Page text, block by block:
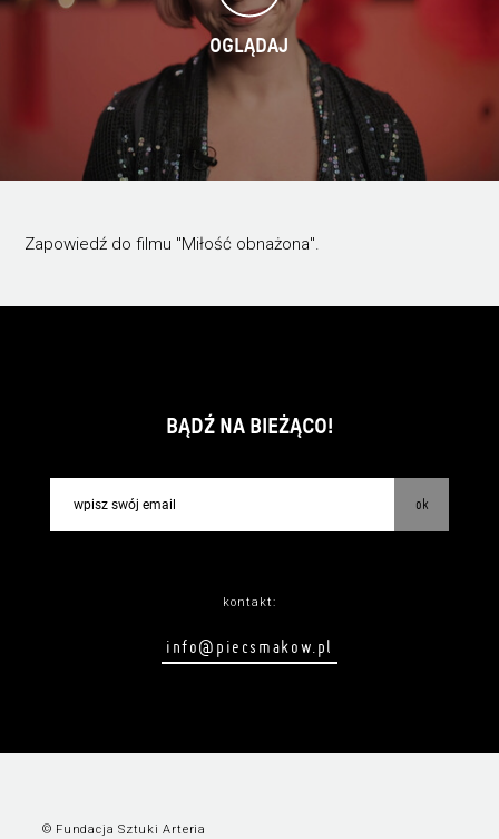
OGLĄDAJ
Zapowiedź do filmu "Miłość obnażona".
BĄDŹ NA BIEŻĄCO!
ok
kontakt:
info@piecsmakow.pl
© Fundacja Sztuki Arteria